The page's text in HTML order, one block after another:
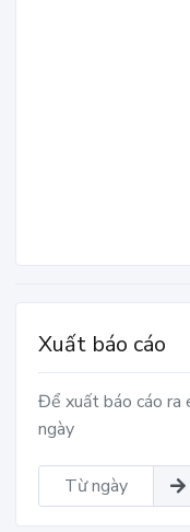
Xuất báo cáo
Để xuất báo cáo ra
ngày